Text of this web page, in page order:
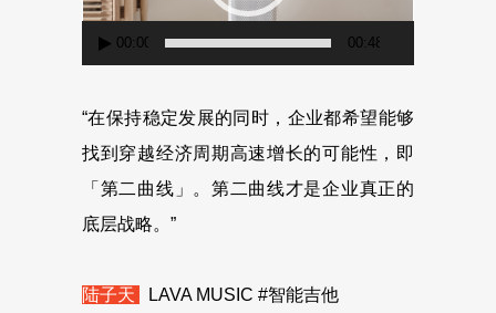
器
00:00 00:48
“在保持稳定发展的同时，企业都希望能够
找到穿越经济周期高速增长的可能性，即
「第二曲线」。第二曲线才是企业真正的
底层战略。”
陆子天 LAVA MUSIC #智能吉他